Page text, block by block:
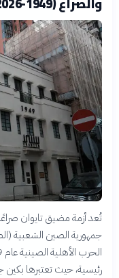
تُعد أزمة مضيق تايوان
جمهورية الصين الشعبية
رئيسية، حيث تعتبرها بكين